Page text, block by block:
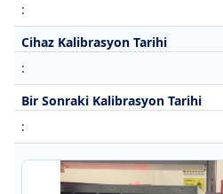
:
Cihaz Kalibrasyon Tarihi
:
Bir Sonraki Kalibrasyon Tarihi
: